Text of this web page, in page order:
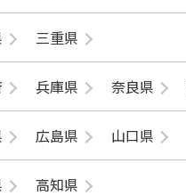
三重県
兵庫県 奈良県
広島県 山口県
高知県